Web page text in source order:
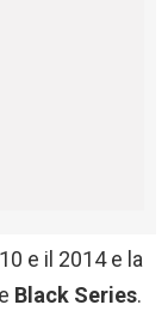
e il 2014 e la
Black Series.